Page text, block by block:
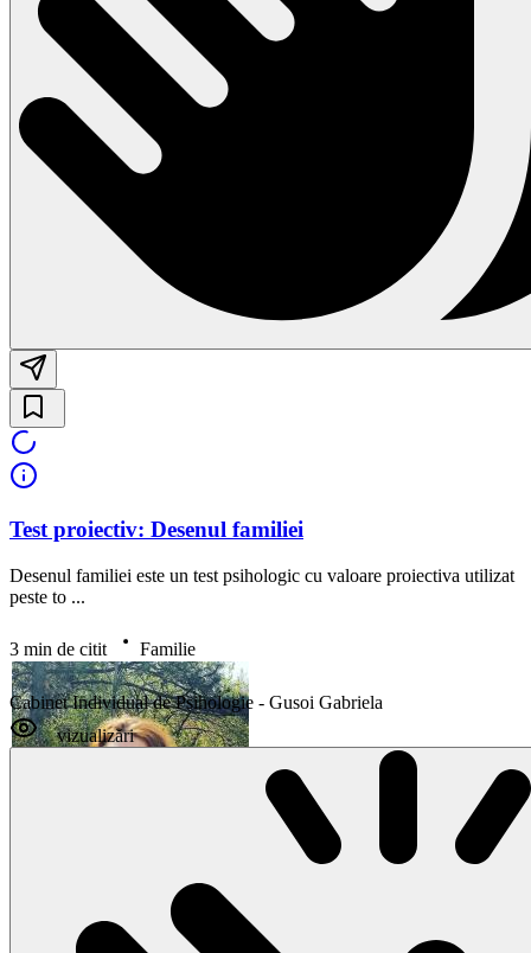
Test proiectiv: Desenul familiei
Desenul familiei este un test psihologic cu valoare proiectiva utilizat
peste to ...
3 min de citit Familie
Cabinet Individual de Psihologie - Gusoi Gabriela
vizualizări